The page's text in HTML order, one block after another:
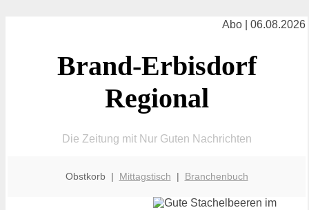
Abo | 06.08.2026
Brand-Erbisdorf
Regional
Die Zeitung mit Nur Guten Nachrichten
Obstkorb | Mittagstisch | Branchenbuch